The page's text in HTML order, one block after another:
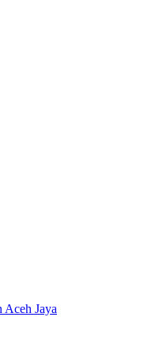
Aceh Jaya